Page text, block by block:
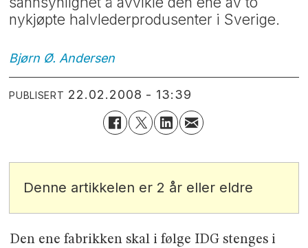
nykjøpte halvlederprodusenter i Sverige.
Bjørn Ø. Andersen
PUBLISERT 22.02.2008 - 13:39
Denne artikkelen er 2 år eller eldre
Den ene fabrikken skal i følge IDG stenges i